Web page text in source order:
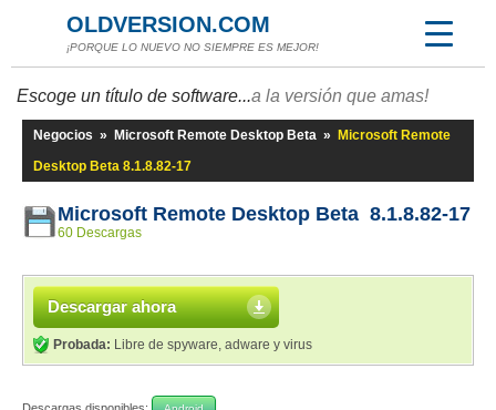
OLDVERSION.COM
¡PORQUE LO NUEVO NO SIEMPRE ES MEJOR!
Escoge un título de software...a la versión que amas!
Negocios » Microsoft Remote Desktop Beta »
Microsoft Remote
Desktop Beta 8.1.8.82-17
Microsoft Remote Desktop Beta 8.1.8.82-17
60 Descargas
Descargar ahora
Probada: Libre de spyware, adware y virus